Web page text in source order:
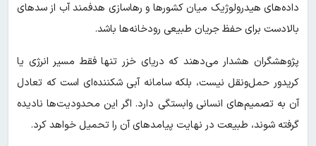
داده‌های هیدرولوژیک میان کشورها و رهاسازی هدفمند آب از سدهای
بالادست برای حفظ جریان طبیعی رودخانه‌ها باشد.
پژوهشگران هشدار می‌دهند که دریای خزر تنها فقط مسیر انرژی یا
کریدور حمل‌ونقل نیست، بلکه سامانه آبی شکننده‌ای است که تعادل
آن به تصمیم‌های انسانی وابستگی دارد. اگر این محدودیت‌ها نادیده
گرفته شوند، طبیعت در نهایت پیامدهای آن را تحمیل خواهد کرد.